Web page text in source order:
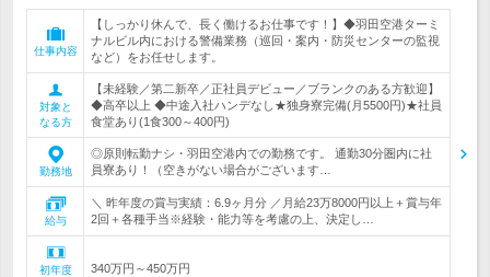
仕事内容
【しっかり休んで、長く働けるお仕事です！】◆羽田空港ターミ
ナルビル内における警備業務（巡回・案内・防災センターの監視
など）をお任せします。
対象と
なる方
【未経験／第二新卒／正社員デビュー／ブランクのある方歓迎】
◆高卒以上 ◆中途入社ハンデなし★独身寮完備(月5500円)★社員
食堂あり(1食300～400円)
勤務地
◎原則転勤ナシ・羽田空港内での勤務です。 通勤30分圏内に社
員寮あり！（空きがない場合がございます…
給与
＼ 昨年度の賞与実績：6.9ヶ月分 ／月給23万8000円以上＋賞与年
2回＋各種手当※経験・能力等を考慮の上、決定し…
初年度
340万円～450万円